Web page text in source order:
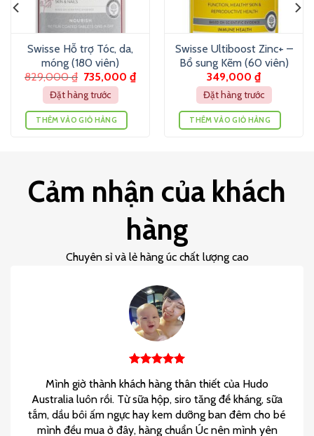
Swisse Hỗ trợ Tóc, da,
móng (180 viên)
829,000₫ 735,000 ₫
Đặt hàng trước
THÊM VÀO GIỎ HÀNG
Swisse Ultiboost Zinc+ –
Bổ sung Kẽm (60 viên)
349,000 ₫
Đặt hàng trước
THÊM VÀO GIỎ HÀNG
Cảm nhận của khách
hàng
Chuyên sỉ và lẻ hàng úc chất lượng cao
Mình giờ thành khách hàng thân thiết của Hudo
Australia luôn rồi. Từ sữa hộp, siro tăng đề kháng, sữa
tắm, dầu bôi ấm ngực hay kem dưỡng ban đêm cho bé
mình đều mua ở đây, hàng chuẩn Úc nên mình yên